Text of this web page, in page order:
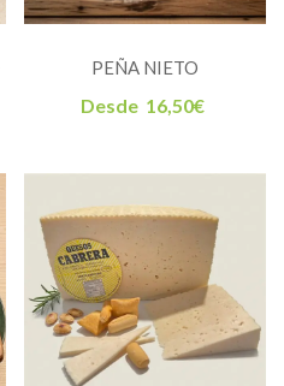
PEÑA NIETO
Desde 16,50€